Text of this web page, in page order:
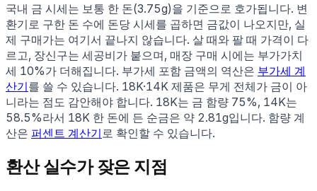
국내 금 시세는 보통 한 돈(3.75g)을 기준으로 호가됩니다. 변
환기로 구한 돈 수에 돈당 시세를 곱하면 금값이 나오지만, 실
제 구매가는 여기서 끝나지 않습니다. 살 때와 팔 때 가격이 다
르고, 장신구는 세공비가 붙으며, 매장 구매 시에는 부가가치
세 10%가 더해집니다. 부가세 포함 금액의 역산은 부가세 계
산기를 쓸 수 있습니다. 18K·14K 제품은 무게 전체가 금이 아
니라는 점도 감안해야 합니다. 18K는 금 함량 75%, 14K는
58.5%라서 18K 한 돈에 든 순금은 약 2.81g입니다. 함량 계
산은 퍼센트 계산기 로 확인할 수 있습니다.
환산 실수가 잦은 지점